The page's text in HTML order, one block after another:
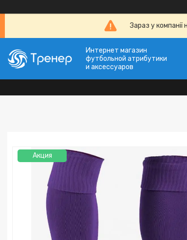
Зараз у
Интернет магазин
футбольной атрибутики
и аксессуаров
Акция